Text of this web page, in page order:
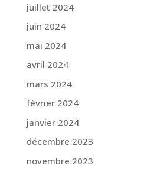
juillet 2024
juin 2024
mai 2024
avril 2024
mars 2024
février 2024
janvier 2024
décembre 2023
novembre 2023